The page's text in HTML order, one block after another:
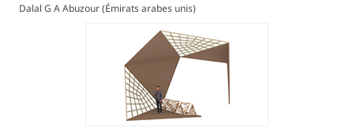
Dalal G A Abuzour (Émirats arabes unis)